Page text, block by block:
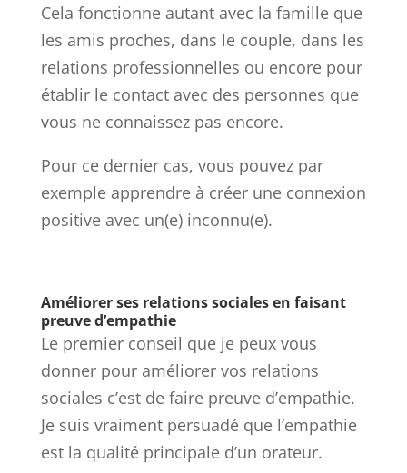
Cela fonctionne autant avec la famille que
les amis proches, dans le couple, dans les
relations professionnelles ou encore pour
établir le contact avec des personnes que
vous ne connaissez pas encore.
Pour ce dernier cas, vous pouvez par
exemple apprendre à créer une connexion
positive avec un(e) inconnu(e).
Améliorer ses relations sociales en faisant
preuve d’empathie
Le premier conseil que je peux vous
donner pour améliorer vos relations
sociales c’est de faire preuve d’empathie.
Je suis vraiment persuadé que l’empathie
est la qualité principale d’un orateur.